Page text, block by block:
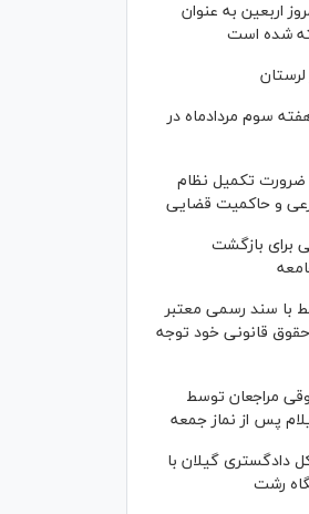
اربعین به عنوان
شده است
لرستان
هفته سوم مردادماه در
ضرورت تکمیل نظام
و حاکمیت قضایی
برای بازگشت
سند رسمی معتبر
حقوق قانونی خود توجه
مراجعان توسط
پس از نماز جمعه
دادگستری گیلان با